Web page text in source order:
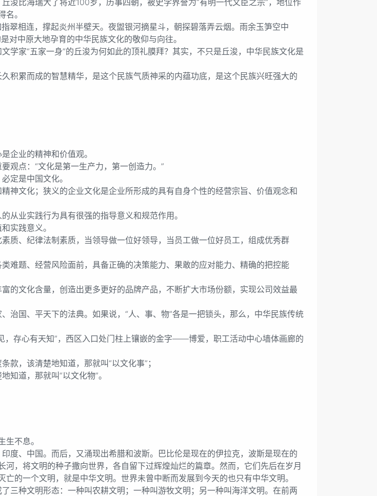
比海瑞大了将近100岁，历事四朝，被史学界誉为“有明一代文臣之宗”，地位作
。
相连，撑起炎州半壁天。夜盥银河摘星斗，朝探碧落弄云烟。雨余玉笋空中
对中原大地孕育的中华民族文化的敬仰与向往。
家“五家一身”的丘浚为何如此的顶礼膜拜？其实，不只是丘浚，中华民族文化是
累而成的智慧精华，是这个民族气质神采的内蕴功底，是这个民族兴旺强大的
业的精神和价值观。
点：“文化是第一生产力，第一创造力。”
定是中国文化。
文化；狭义的企业文化是企业所形成的具有自身个性的经营宗旨、价值观念和
业实践行为具有很强的指导意义和规范作用。
实践意义。
、纪律法制素质，当领导做一位好领导，当员工做一位好员工，组成优秀群
题、经营风险面前，具备正确的决策能力、果敢的应对能力、精确的把控能
文化含量，创造出更多更好的品牌产品，不断扩大市场份额，实现公司效益最
国、平天下的法典。如果说，“人、事、物”各是一把锁头，那么，中华民族传统
存心有天知”，西区入口处门柱上镶嵌的金字——博爱，职工活动中心墙体画廊的
，该清楚地知道，那就叫“以文化事”；
道，那就叫“以文化物”。
不息。
、中国。而后，又涌现出希腊和波斯。巴比伦是现在的伊拉克，波斯是现在的
，将文明的种子撒向世界，各自留下过辉煌灿烂的篇章。然而，它们先后在岁月
的一个文明，就是中华文明。世界未曾中断而发展到今天的也只有中华文明。
种文明形态：一种叫农耕文明；一种叫游牧文明；另一种叫海洋文明。在前两